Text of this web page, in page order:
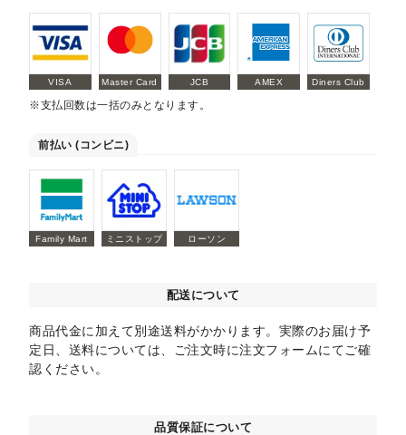
VISA Master Card JCB AMEX Diners Club
※支払回数は一括のみとなります。
前払い (コンビニ)
Family Mart ミニストップ ローソン
配送について
商品代金に加えて別途送料がかかります。実際のお届け予
定日、送料については、ご注文時に注文フォームにてご確
認ください。
品質保証について